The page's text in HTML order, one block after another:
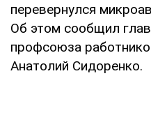
перевернулся
Об этом сообщил
профсоюза
Анатолий Сидоренко.